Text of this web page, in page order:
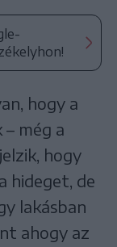
hogy a
még a
hogy
hideget, de
lakásban
ahogy az